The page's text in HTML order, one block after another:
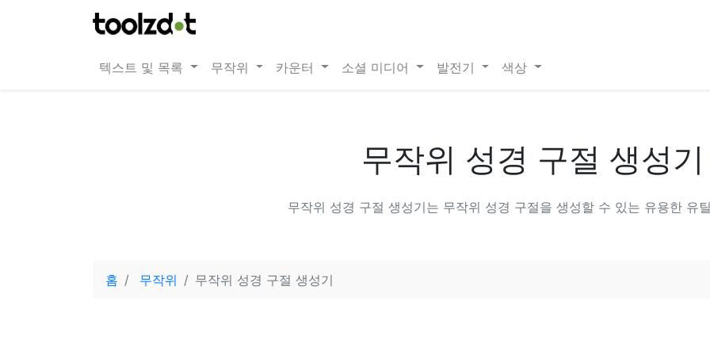
텍스트 및 목록 무작위 카운터 소셜 미디어 발전기 색상
무작위 성경 구절 생성기
무작위 성경 구절 생성기는 무작위 성경 구절을 생성할 수 있는 유용한 유
홈 무작위 무작위 성경 구절 생성기